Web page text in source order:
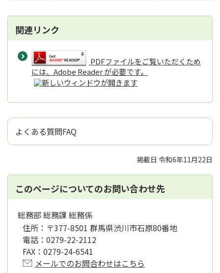
関連リンク
PDFファイルをご覧いただくため
には、Adobe Reader が必要です。
よくある質問FAQ
掲載日 令和6年11月22日
このページについてのお問い合わせ先
総務部 総務課 総務係
住所： 〒377-8501 群馬県渋川市石原80番地
電話： 0279-22-2112
FAX： 0279-24-6541
メールでのお問合わせはこちら